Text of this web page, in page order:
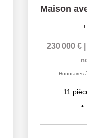
230 000 €
Honoraires
11